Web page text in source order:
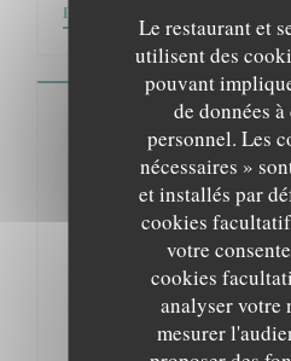
Le restaurant et
utilisent des
pouvant
de données
personnel. Les
nécessaires »
et installés par
cookies
votre
cookies
analyser votre
mesurer
LIRE L'ARTICLE